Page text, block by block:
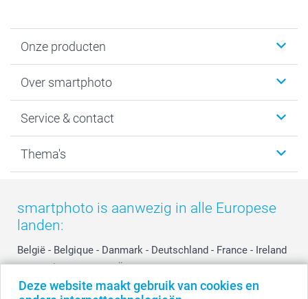
Deze website maakt gebruik van cookies en
Onze producten
Fotoboeken
Fotocadeaus
Kaarten
Over smartphoto
Vacatures
Bestelproces
Privacy
Cookiebeleid
Reviews
Prijslijst
Investor Relations
Service & contact
Tevredenheidsgarantie
smartbonus
smartfriends
service@smartphoto.nl
Affiliate partnerprogramma
Partnerships
Thema's
Moederdag
Vaderdag
Huwelijk
smartphoto is aanwezig in alle Europese
landen:
België - Belgique - Danmark - Deutschland - France - Ireland
- Nederland - Norge - Österreich - Schweiz - Suisse -
Switzerland - Suomi - Sverige - United Kingdom -